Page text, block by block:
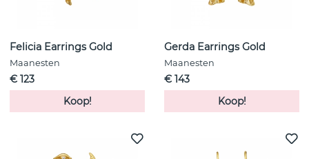
Felicia Earrings Gold
Maanesten
€ 123
Koop!
Gerda Earrings Gold
Maanesten
€ 143
Koop!